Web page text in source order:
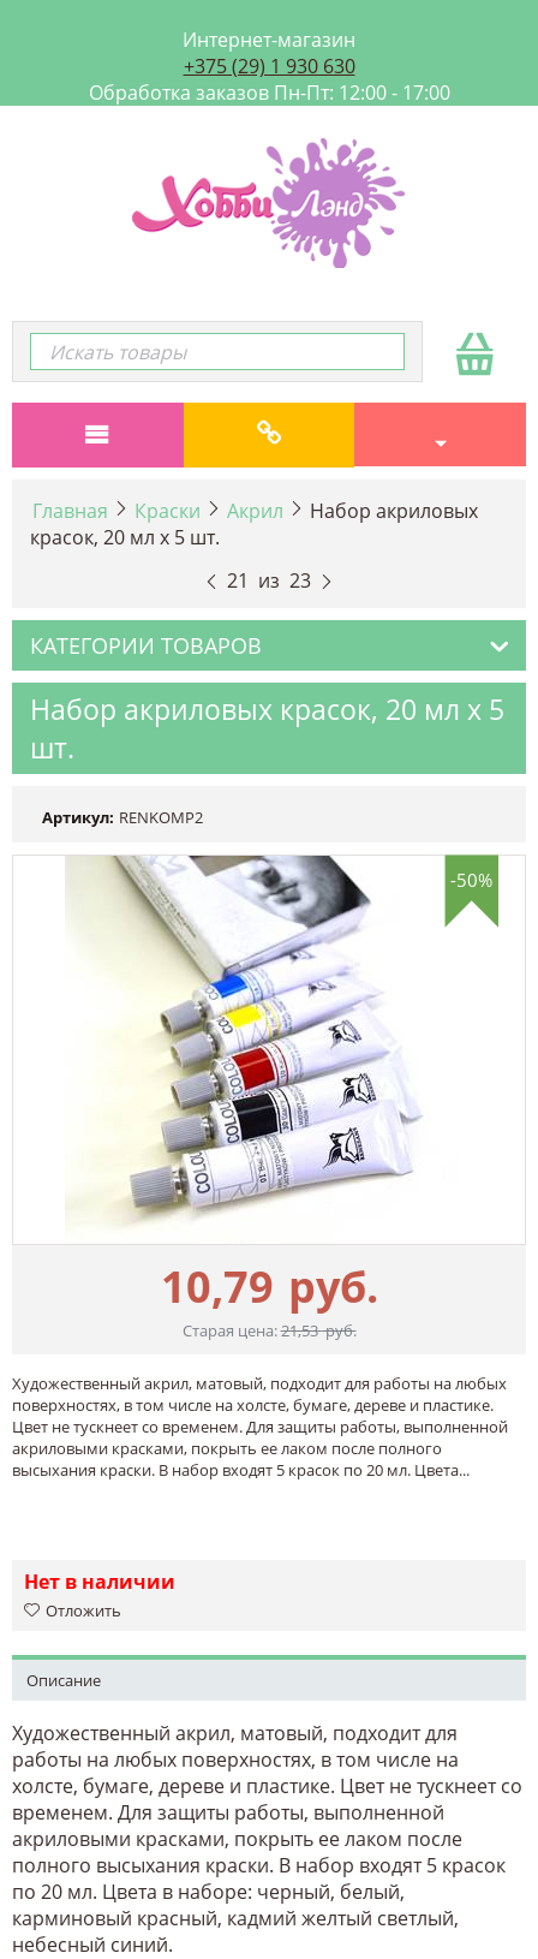
Интернет-магазин
+375 (29) 1 930 630
Обработка заказов Пн-Пт: 12:00 - 17:00
Главная Краски Акрил
Набор акриловых
красок, 20 мл х 5 шт.
21 из 23
КАТЕГОРИИ ТОВАРОВ
Набор акриловых красок, 20 мл х 5
шт.
Артикул: RENKOMP2
-50%
10,79 руб.
Старая цена:21,53руб.
Художественный акрил, матовый, подходит для работы на любых
поверхностях, в том числе на холсте, бумаге, дереве и пластике.
Цвет не тускнеет со временем. Для защиты работы, выполненной
акриловыми красками, покрыть ее лаком после полного
высыхания краски. В набор входят 5 красок по 20 мл. Цвета...
Нет в наличии
Отложить
Описание
Художественный акрил, матовый, подходит для
работы на любых поверхностях, в том числе на
холсте, бумаге, дереве и пластике. Цвет не тускнеет со
временем. Для защиты работы, выполненной
акриловыми красками, покрыть ее лаком после
полного высыхания краски. В набор входят 5 красок
по 20 мл. Цвета в наборе: черный, белый,
карминовый красный, кадмий желтый светлый,
небесный синий.